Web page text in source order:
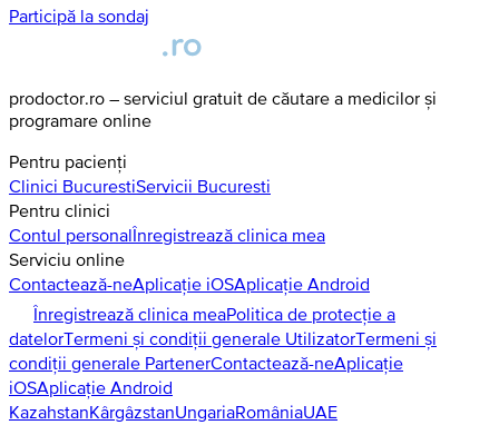
Participă la sondaj
prodoctor.ro – serviciul gratuit de căutare a medicilor și
programare online
Pentru pacienți
Clinici BucurestiServicii Bucuresti
Pentru clinici
Contul personalÎnregistrează clinica mea
Serviciu online
Contactează-neAplicație iOSAplicație Android
Înregistrează clinica meaPolitica de protecție a
datelorTermeni și condiții generale UtilizatorTermeni și
condiții generale PartenerContactează-neAplicație
iOSAplicație Android
KazahstanKârgâzstanUngariaRomâniaUAE